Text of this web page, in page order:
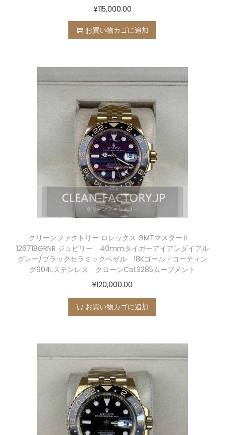
¥115,000.00
お買い物カゴに追加
クリーンファクトリー ロレックス GMTマスターⅡ
126718GRNR ジュビリー 40mmタイガーアイアンダイアル
グレー/ブラックセラミックベゼル 18Kゴールドコーティン
グ904Lステンレス クローンCal.3285ムーブメント
¥120,000.00
お買い物カゴに追加